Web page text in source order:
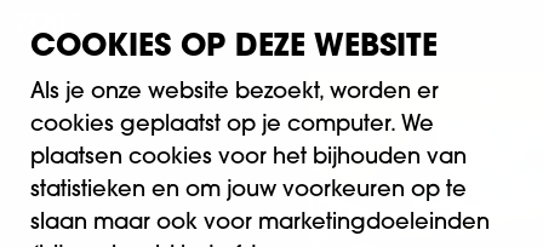
Casemanagement Parkinson op
COOKIES OP DEZE WEBSITE
Als je onze website bezoekt, worden er
cookies geplaatst op je computer. We
plaatsen cookies voor het bijhouden van
statistieken en om jouw voorkeuren op te
slaan maar ook voor marketingdoeleinden